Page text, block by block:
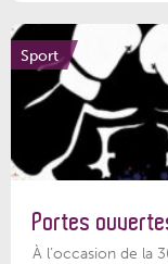
Sport
Portes
À l’occasion de la